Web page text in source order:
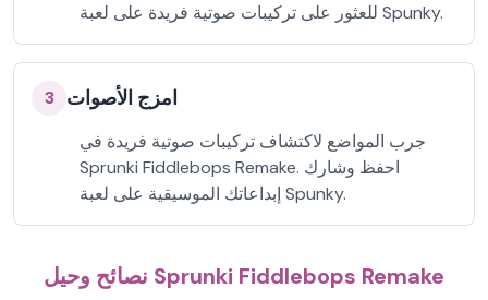
للعثور على تركيبات صوتية فريدة على لعبة Spunky.
3 امزج الأصوات
جرب المواضع لاكتشاف تركيبات صوتية فريدة في
Sprunki Fiddlebops Remake. احفظ وشارك
إبداعاتك الموسيقية على لعبة Spunky.
نصائح وحيل Sprunki Fiddlebops Remake